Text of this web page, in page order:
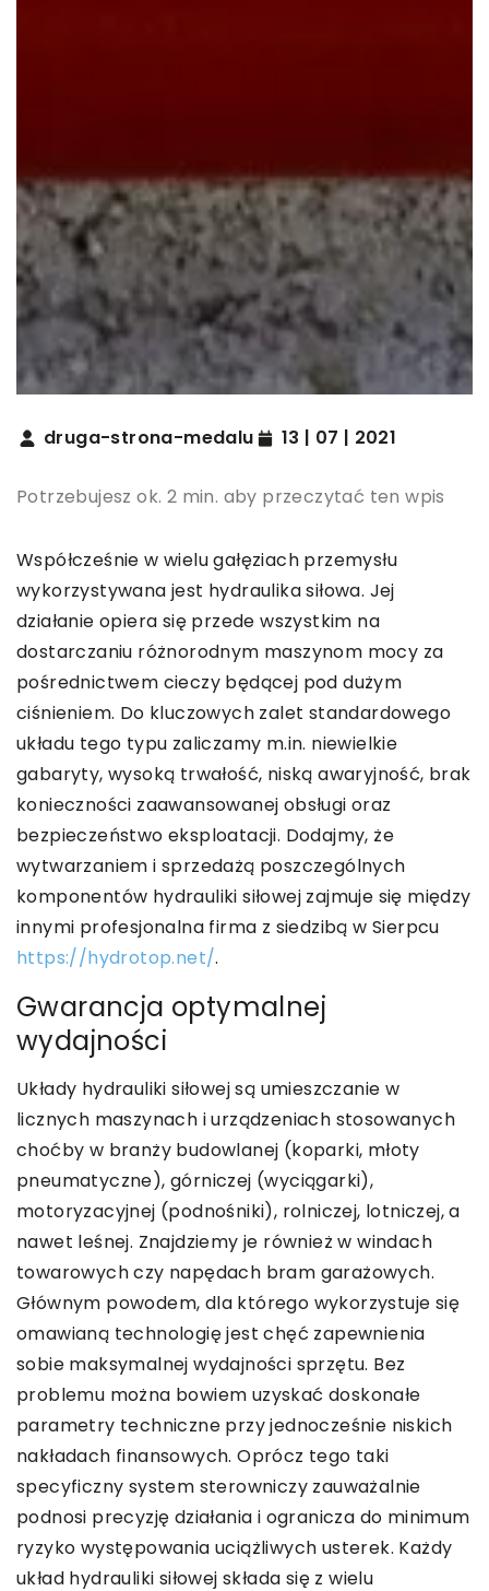
druga-strona-medalu 13 | 07 | 2021
Potrzebujesz ok. 2 min. aby przeczytać ten wpis
Współcześnie w wielu gałęziach przemysłu
wykorzystywana jest hydraulika siłowa. Jej
działanie opiera się przede wszystkim na
dostarczaniu różnorodnym maszynom mocy za
pośrednictwem cieczy będącej pod dużym
ciśnieniem. Do kluczowych zalet standardowego
układu tego typu zaliczamy m.in. niewielkie
gabaryty, wysoką trwałość, niską awaryjność, brak
konieczności zaawansowanej obsługi oraz
bezpieczeństwo eksploatacji. Dodajmy, że
wytwarzaniem i sprzedażą poszczególnych
komponentów hydrauliki siłowej zajmuje się między
innymi profesjonalna firma z siedzibą w Sierpcu
https://hydrotop.net/.
Gwarancja optymalnej
wydajności
Układy hydrauliki siłowej są umieszczanie w
licznych maszynach i urządzeniach stosowanych
choćby w branży budowlanej (koparki, młoty
pneumatyczne), górniczej (wyciągarki),
motoryzacyjnej (podnośniki), rolniczej, lotniczej, a
nawet leśnej. Znajdziemy je również w windach
towarowych czy napędach bram garażowych.
Głównym powodem, dla którego wykorzystuje się
omawianą technologię jest chęć zapewnienia
sobie maksymalnej wydajności sprzętu. Bez
problemu można bowiem uzyskać doskonałe
parametry techniczne przy jednocześnie niskich
nakładach finansowych. Oprócz tego taki
specyficzny system sterowniczy zauważalnie
podnosi precyzję działania i ogranicza do minimum
ryzyko występowania uciążliwych usterek. Każdy
układ hydrauliki siłowej składa się z wielu